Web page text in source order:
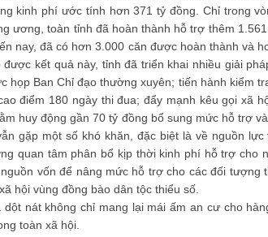
kinh phí ước tính hơn 371 tỷ đồng. Chỉ trong
ương, toàn tỉnh đã hoàn thành hỗ trợ thêm
nay, đã có hơn 3.000 căn được hoàn thành và
kết quả này, tỉnh đã triển khai nhiều giải
họp Ban Chỉ đạo thường xuyên; tiến hành kiểm
điểm 180 ngày thi đua; đẩy mạnh kêu gọi xã
huy động gần 70 tỷ đồng bổ sung mức hỗ trợ
gặp một số khó khăn, đặc biệt là về nguồn
quan tâm phân bổ kịp thời kinh phí hỗ trợ cho
vốn để nâng mức hỗ trợ cho các đối tượng
hội vùng đồng bào dân tộc thiểu số.
nát không chỉ mang lại mái ấm an cư cho
toàn xã hội.